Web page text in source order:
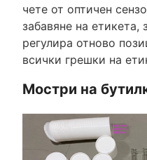
чете от оптичен
забавяне на
регулира отново
всички грешки на
Мостри на